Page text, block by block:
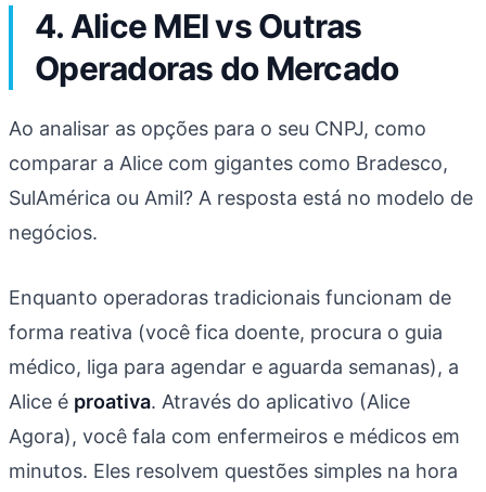
4. Alice MEI vs Outras
Operadoras do Mercado
Ao analisar as opções para o seu CNPJ, como
comparar a Alice com gigantes como Bradesco,
SulAmérica ou Amil? A resposta está no modelo de
negócios.
Enquanto operadoras tradicionais funcionam de
forma reativa (você fica doente, procura o guia
médico, liga para agendar e aguarda semanas), a
Alice é proativa. Através do aplicativo (Alice
Agora), você fala com enfermeiros e médicos em
minutos. Eles resolvem questões simples na hora